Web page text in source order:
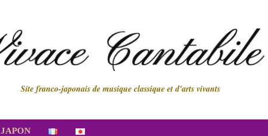
Site franco-japonais de musique classique et d'arts vivants
JAPON